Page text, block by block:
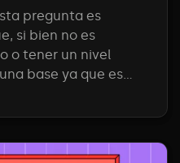
pregunta es
si bien no es
o tener un nivel
base ya que es...